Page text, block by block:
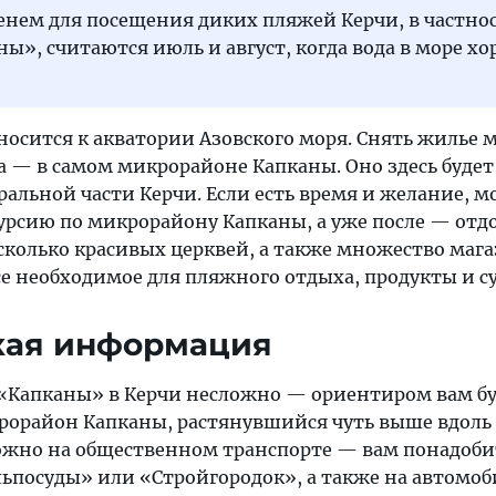
для посещения диких пляжей Керчи, в
считаются июль и август, когда вода в море
к акватории Азовского моря. Снять жилье
— в самом микрорайоне Капканы. Оно здесь будет
части Керчи. Если есть время и желание,
по микрорайону Капканы, а уже после —
красивых церквей, а также множество
необходимое для пляжного отдыха, продукты и
информация
в Керчи несложно — ориентиром вам
Капканы, растянувшийся чуть выше
на общественном транспорте — вам
или «Стройгородок», а также на